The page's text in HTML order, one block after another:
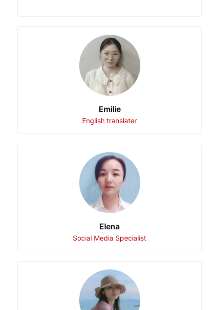
Emilie
English translater
Elena
Social Media Specialist